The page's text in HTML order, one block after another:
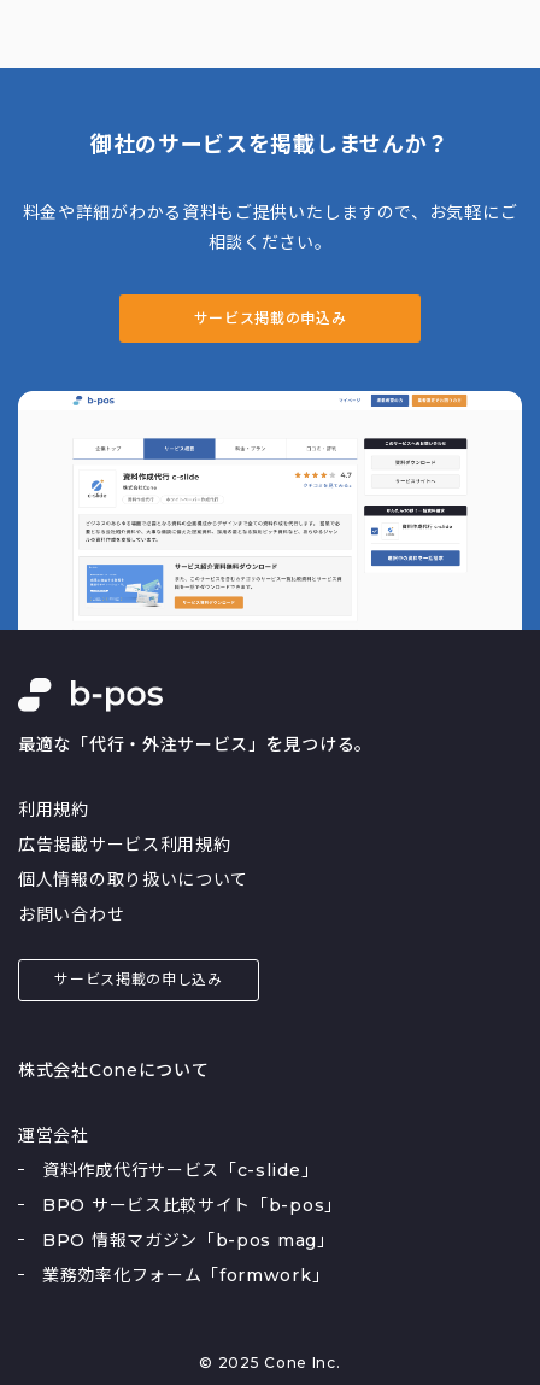
オウンドメディア運用代行
システム開発会社
パンフレット制作会社
ファクタリングサービス
ホームページ制作会社
マニュアル作成代行
メルマガ代行
リスティング広告運用代行
事務局代行
人材紹介会社
会社設立代行
健康診断代行
労務代行
営業代行
年末調整代行
情シス代行
手紙営業代行
振込代行サービス
採用代行（RPO）
書類作成代行
書類保管サービス
法務アウトソーシング
物流代行
福利厚生代行
翻訳代行
記事作成代行
記事広告媒体
調査会社
請求代行
御社のサービスを掲載しませんか？
料金や詳細がわかる資料もご提供いたしますので、お気軽にご
相談ください。
サービス掲載の申込み
最適な「代行・外注サービス」を見つける。
利用規約
広告掲載サービス利用規約
個人情報の取り扱いについて
お問い合わせ
サービス掲載の申し込み
株式会社Coneについて
運営会社
資料作成代行サービス「c-slide」
BPO サービス比較サイト「b-pos」
BPO 情報マガジン「b-pos mag」
業務効率化フォーム「formwork」
© 2025 Cone Inc.